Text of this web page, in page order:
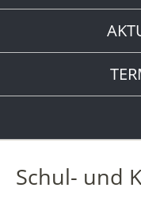
Schul- und